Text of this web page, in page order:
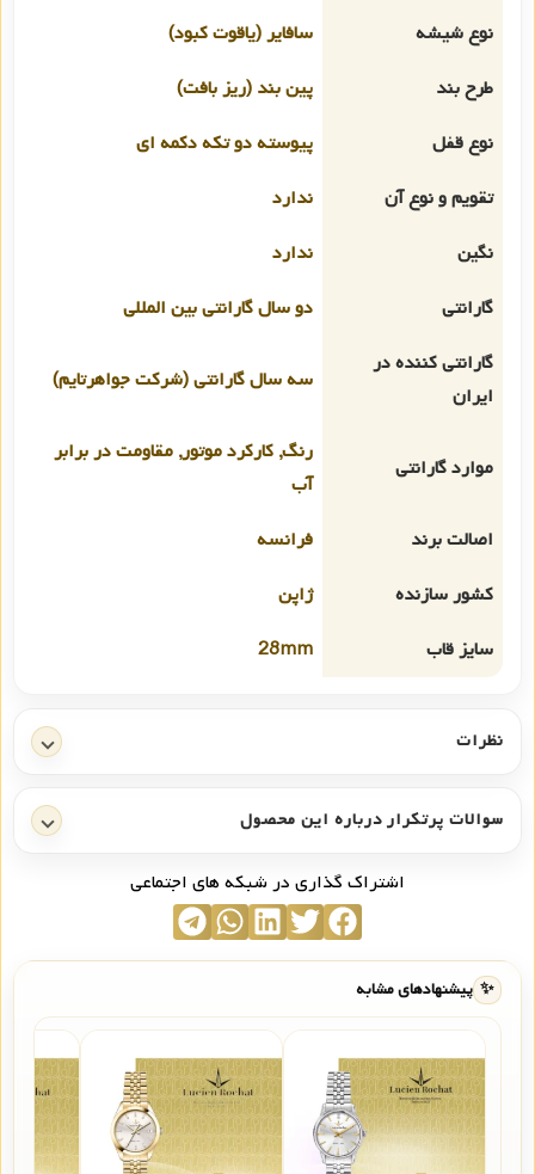
نوع شیشه
سافایر (یاقوت کبود)
طرح بند
پین بند (ریز بافت)
نوع قفل
پیوسته دو تکه دکمه ای
تقویم و نوع آن
ندارد
نگین
ندارد
گارانتی
دو سال گارانتی بین المللی
گارانتی کننده در
ایران
سه سال گارانتی (شرکت جواهرتایم)
موارد گارانتی
رنگ, کارکرد موتور, مقاومت در برابر
آب
اصالت برند
فرانسه
کشور سازنده
ژاپن
سایز قاب
28mm
نظرات
سوالات پرتکرار درباره این محصول
اشتراک گذاری در شبکه های اجتماعی
✨ پیشنهادهای مشابه